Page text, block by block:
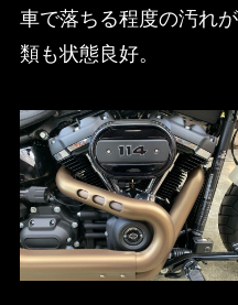
車で落ちる程度の汚れ
類も状態良好。